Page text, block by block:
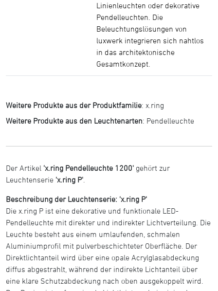
Linienleuchten oder dekorative
Pendelleuchten. Die
Beleuchtungslösungen von
luxwerk integrieren sich nahtlos
in das architektonische
Gesamtkonzept.
Weitere Produkte aus der Produktfamilie: x.ring
Weitere Produkte aus den Leuchtenarten: Pendelleuchte
Der Artikel 'x.ring Pendelleuchte 1200' gehört zur
Leuchtenserie 'x.ring P'
Beschreibung der Leuchtenserie: 'x.ring P'
Die x.ring P ist eine dekorative und funktionale LED-
Pendelleuchte mit direkter und indirekter Lichtverteilung. Die
Leuchte besteht aus einem umlaufenden, schmalen
Aluminiumprofil mit pulverbeschichteter Oberfläche. Der
Direktlichtanteil wird über eine opale Acrylglasabdeckung
diffus abgestrahlt, während der indirekte Lichtanteil über
eine klare Schutzabdeckung nach oben ausgekoppelt wird.